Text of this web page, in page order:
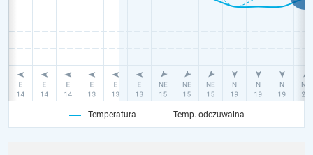
Temperatura Temp. odczuwalna